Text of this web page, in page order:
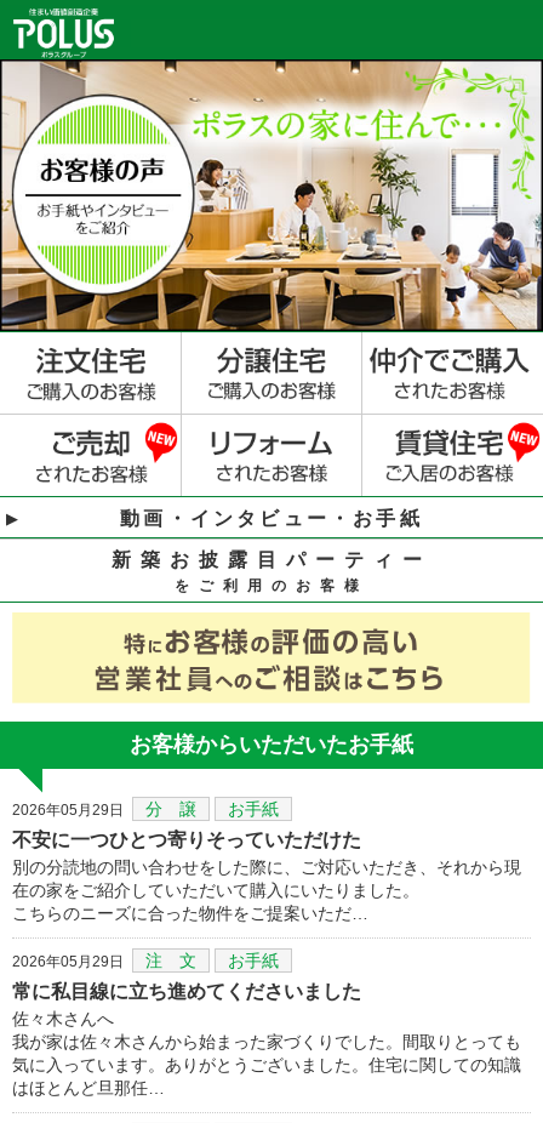
動画・インタビュー・お手紙
新築お披露目パーティー
をご利用のお客様
お客様からいただいたお手紙
2026年05月29日 分 譲 お手紙
不安に一つひとつ寄りそっていただけた
別の分読地の問い合わせをした際に、ご対応いただき、それから現
在の家をご紹介していただいて購入にいたりました。
こちらのニーズに合った物件をご提案いただ…
2026年05月29日 注 文 お手紙
常に私目線に立ち進めてくださいました
佐々木さんへ
我が家は佐々木さんから始まった家づくりでした。間取りとっても
気に入っています。ありがとうございました。住宅に関しての知識
はほとんど旦那任…